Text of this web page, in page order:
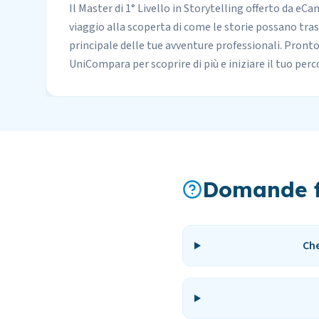
Il Master di 1° Livello in Storytelling offerto da
viaggio alla scoperta di come le storie possano
principale delle tue avventure professionali.
UniCompara per scoprire di più e iniziare il tuo
Domande